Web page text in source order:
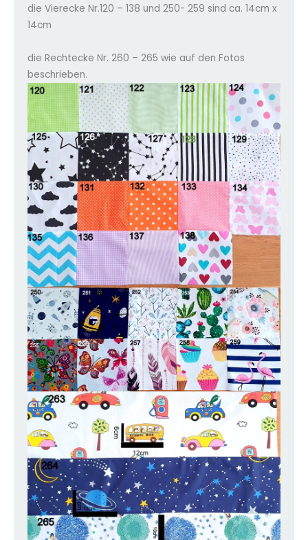
die Vierecke Nr.120 – 138 und 250- 259 sind ca. 14cm x
14cm
die Rechtecke Nr. 260 – 265 wie auf den Fotos
beschrieben.